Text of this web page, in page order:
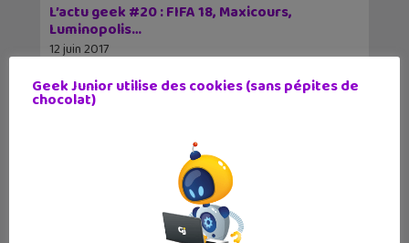
L’actu geek #20 : FIFA 18, Maxicours,
Luminopolis…
12 juin 2017
Junior avec la visite d'un bar à chats, Wonder
Woman qui vous apprend
13 14
Geek Junior utilise des cookies (sans pépites de
chocolat)